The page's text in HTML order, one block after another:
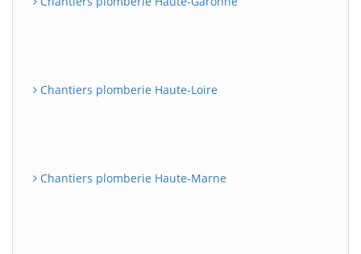
Chantiers plomberie Haute-Loire
Chantiers plomberie Haute-Marne